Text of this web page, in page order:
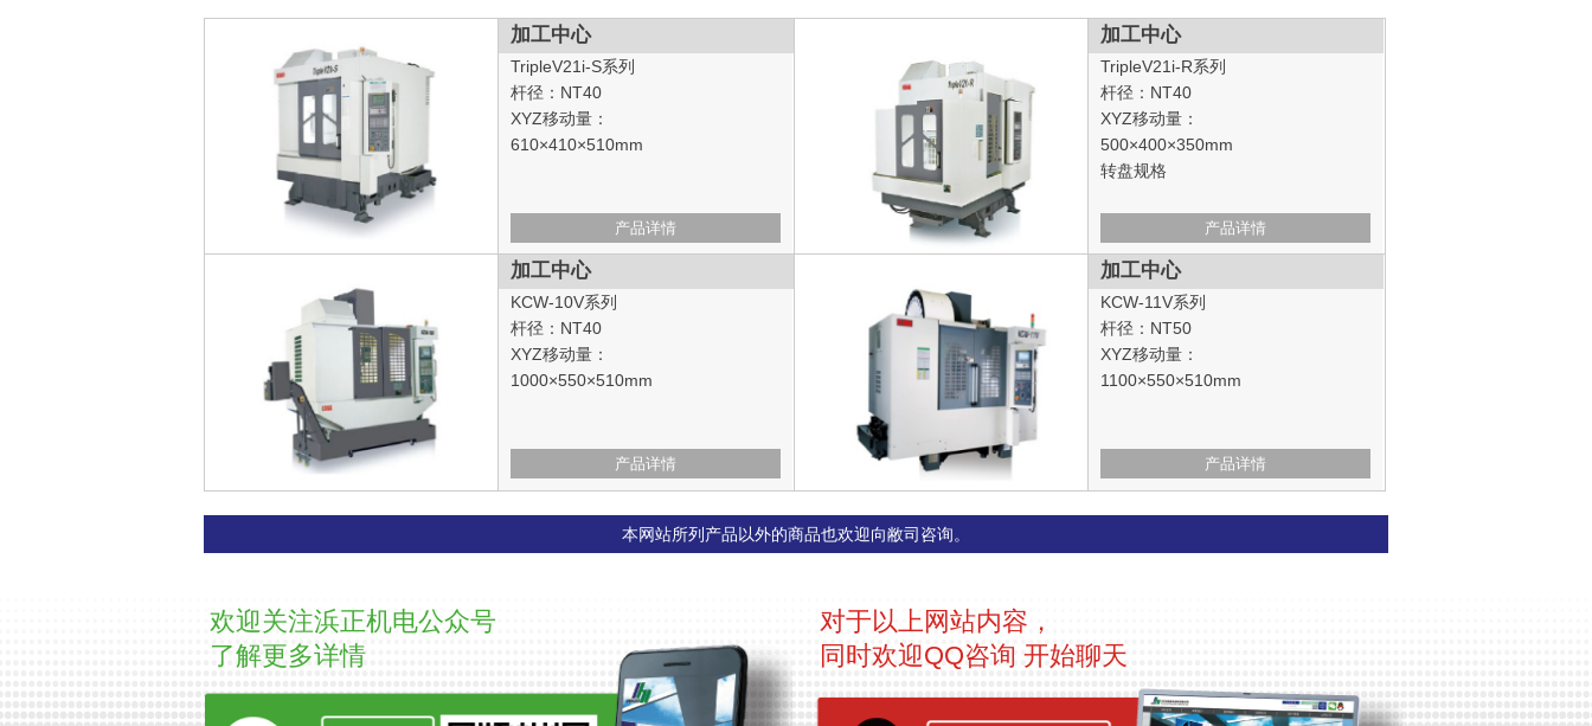
加工中心
TripleV21i-S系列
杆径：NT40
XYZ移动量：
610×410×510mm
产品详情
加工中心
TripleV21i-R系列
杆径：NT40
XYZ移动量：
500×400×350mm
转盘规格
产品详情
加工中心
KCW-10V系列
杆径：NT40
XYZ移动量：
1000×550×510mm
产品详情
加工中心
KCW-11V系列
杆径：NT50
XYZ移动量：
1100×550×510mm
产品详情
本网站所列产品以外的商品也欢迎向敝司咨询。
欢迎关注浜正机电公众号
了解更多详情
对于以上网站内容，
同时欢迎QQ咨询 开始聊天